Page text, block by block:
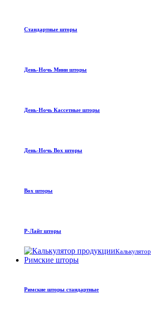
Стандартные шторы
День-Ночь Мини шторы
День-Ночь Кассетные шторы
День-Ночь Box шторы
Box шторы
Р-Лайт шторы
Калькулятор
Римские шторы
Римские шторы стандартные